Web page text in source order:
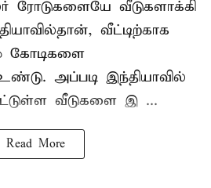
ரோடுகளையே வீடுகளாக்கி
வீட்டிற்காக
கோடிகளை
அப்படி இந்தியாவில்
வீடுகளை இ ...
Read More